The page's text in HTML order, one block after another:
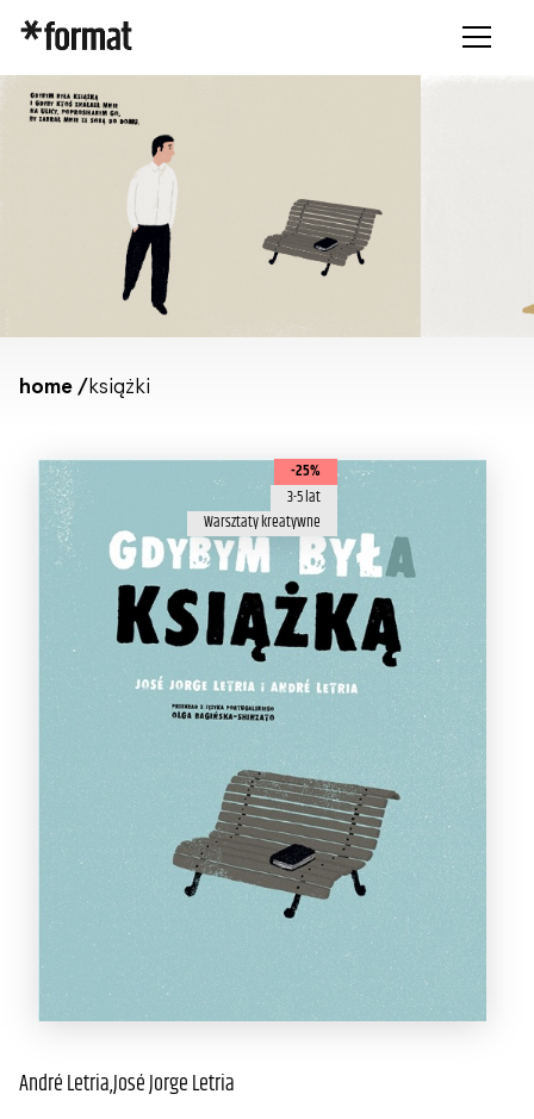
home / książki
-25%
3-5 lat
Warsztaty kreatywne
André Letria,José Jorge Letria